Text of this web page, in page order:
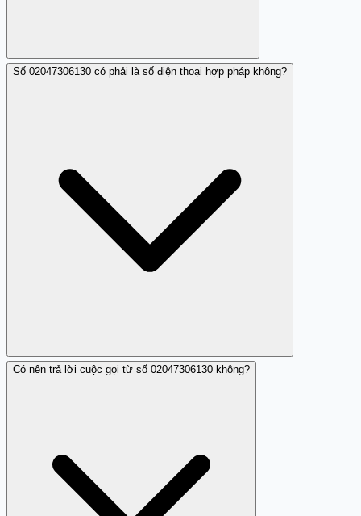
Bạn có thể sử dụng tính năng chặn cuộc gọi trên điện
Số 02047306130 có phải là số điện thoại hợp pháp không?
Số này không được xác nhận là số điện thoại hợp pháp
Có nên trả lời cuộc gọi từ số 02047306130 không?